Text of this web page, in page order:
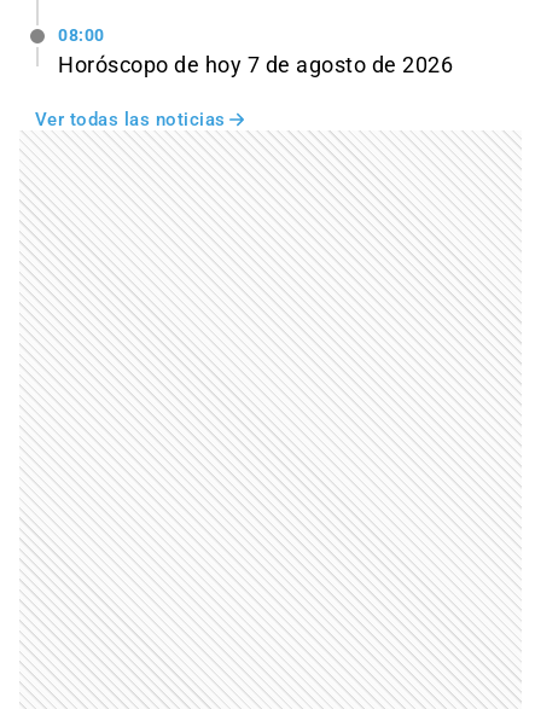
08:00
Horóscopo de hoy 7 de agosto de 2026
Ver todas las noticias